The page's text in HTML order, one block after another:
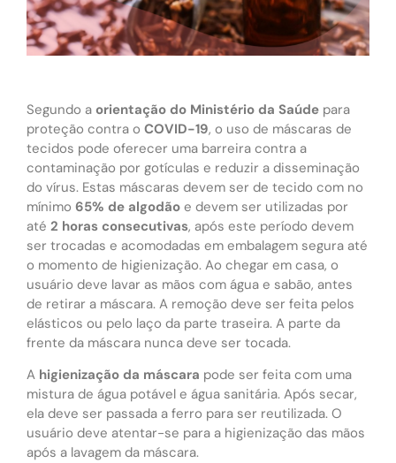
Segundo a orientação do Ministério da Saúde para
proteção contra o COVID-19, o uso de máscaras de
tecidos pode oferecer uma barreira contra a
contaminação por gotículas e reduzir a disseminação
do vírus. Estas máscaras devem ser de tecido com no
mínimo 65% de algodão e devem ser utilizadas por
até 2 horas consecutivas, após este período devem
ser trocadas e acomodadas em embalagem segura até
o momento de higienização. Ao chegar em casa, o
usuário deve lavar as mãos com água e sabão, antes
de retirar a máscara. A remoção deve ser feita pelos
elásticos ou pelo laço da parte traseira. A parte da
frente da máscara nunca deve ser tocada.
A higienização da máscara pode ser feita com uma
mistura de água potável e água sanitária. Após secar,
ela deve ser passada a ferro para ser reutilizada. O
usuário deve atentar-se para a higienização das mãos
após a lavagem da máscara.